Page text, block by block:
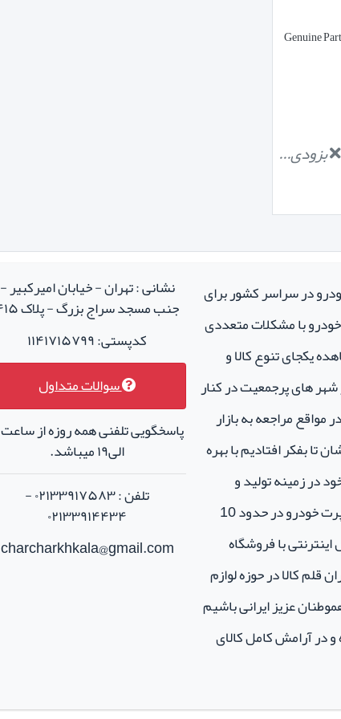
بزودی...
در سراسر کشور برای
خودرو با مشکلات متعددی
یکجای تنوع کالا و
های پرجمعیت در کنار
مراجعه به بازار
تا بفکر افتادیم با بهره
در زمینه تولید و
فروش لوازم جانبی و اسپرت خودرو در حدود 10
با فروشگاه
قلم کالا در حوزه لوازم
عزیز ایرانی باشیم
و در آرامش کامل کالای
نشانی : تهران - خیابان امیرکبیر -
جنب مسجد سراج بزرگ - پلاک ۴۱۵
کدپستی: ۱۱۴۱۷۱۵۷۹۹
سوالات متداول
الی۱۹ میباشد.
تلفن : ۰۲۱۳۳۹۱۷۵۸۳ -
۰۲۱۳۳۹۱۴۴۳۴
charcharkhkala@gmail.com